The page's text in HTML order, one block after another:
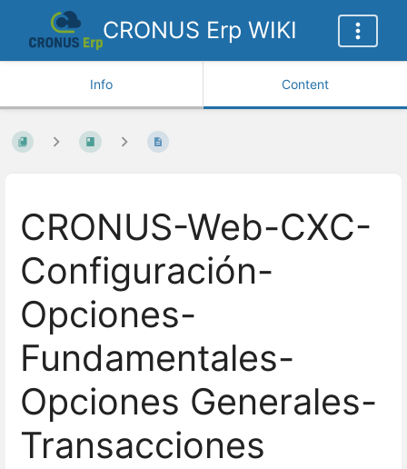
CRONUS Erp WIKI
Info Content
CRONUS-Web-CXC-
Configuración-
Opciones-
Fundamentales-
Opciones Generales-
Transacciones